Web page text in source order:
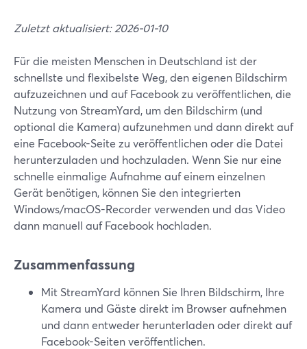
Zuletzt aktualisiert: 2026-01-10
Für die meisten Menschen in Deutschland ist der
schnellste und flexibelste Weg, den eigenen Bildschirm
aufzuzeichnen und auf Facebook zu veröffentlichen, die
Nutzung von StreamYard, um den Bildschirm (und
optional die Kamera) aufzunehmen und dann direkt auf
eine Facebook-Seite zu veröffentlichen oder die Datei
herunterzuladen und hochzuladen. Wenn Sie nur eine
schnelle einmalige Aufnahme auf einem einzelnen
Gerät benötigen, können Sie den integrierten
Windows/macOS-Recorder verwenden und das Video
dann manuell auf Facebook hochladen.
Zusammenfassung
Mit StreamYard können Sie Ihren Bildschirm, Ihre
Kamera und Gäste direkt im Browser aufnehmen
und dann entweder herunterladen oder direkt auf
Facebook-Seiten veröffentlichen.